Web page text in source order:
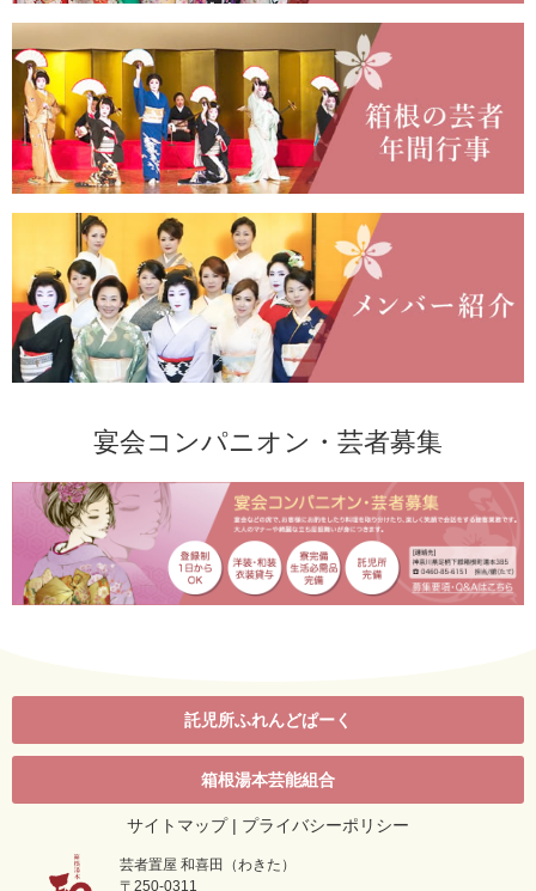
・俚奏楽「四季廼湯香」
・惣をどり「箱根さわぎ」
第十七回「箱根をどり」第一部（2021年07月4日11:00～）🔗
「2020箱根芸者お座敷券」2022.2.20まで利用期
宴会コンパニオン・芸者募集
託児所ふれんどぱーく
箱根湯本芸能組合
サイトマップ| プライバシーポリシー
芸者置屋 和喜田（わきた）
〒250-0311